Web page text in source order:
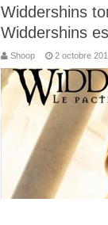
Widdershins
Widdershins
Shoop 2 octobre